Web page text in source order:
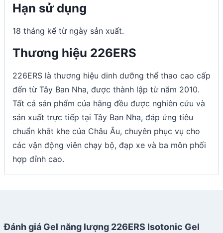
Hạn sử dụng
18 tháng kể từ ngày sản xuất.
Thương hiệu 226ERS
226ERS là thương hiệu dinh dưỡng thể thao cao cấp
đến từ Tây Ban Nha, được thành lập từ năm 2010.
Tất cả sản phẩm của hãng đều được nghiên cứu và
sản xuất trực tiếp tại Tây Ban Nha, đáp ứng tiêu
chuẩn khắt khe của Châu Âu, chuyên phục vụ cho
các vận động viên chạy bộ, đạp xe và ba môn phối
hợp đỉnh cao.
Đánh giá Gel năng lượng 226ERS Isotonic Gel